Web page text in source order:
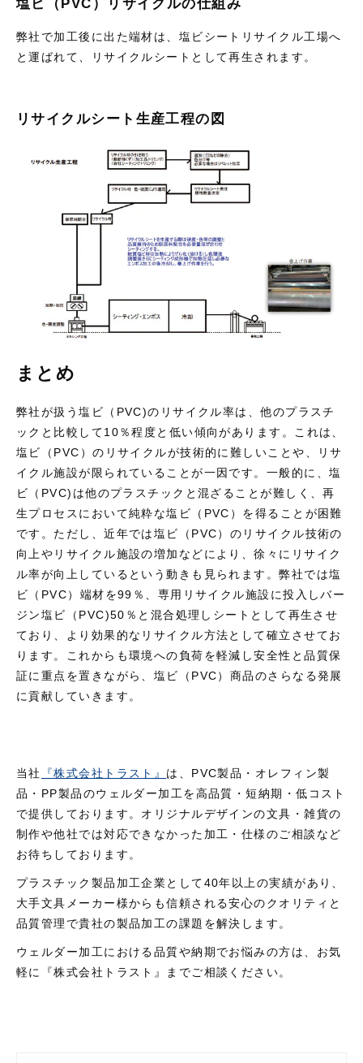
塩ビ（PVC）リサイクルの仕組み
弊社で加工後に出た端材は、塩ビシートリサイクル工場へ
と運ばれて、リサイクルシートとして再生されます。
リサイクルシート生産工程の図
まとめ
弊社が扱う塩ビ（PVC)のリサイクル率は、他のプラスチ
ックと比較して10％程度と低い傾向があります。これは、
塩ビ（PVC）のリサイクルが技術的に難しいことや、リサ
イクル施設が限られていることが一因です。一般的に、塩
ビ（PVC)は他のプラスチックと混ざることが難しく、再
生プロセスにおいて純粋な塩ビ（PVC）を得ることが困難
です。ただし、近年では塩ビ（PVC）のリサイクル技術の
向上やリサイクル施設の増加などにより、徐々にリサイク
ル率が向上しているという動きも見られます。弊社では塩
ビ（PVC）端材を99％、専用リサイクル施設に投入しバー
ジン塩ビ（PVC)50％と混合処理しシートとして再生させ
ており、より効果的なリサイクル方法として確立させてお
ります。これからも環境への負荷を軽減し安全性と品質保
証に重点を置きながら、塩ビ（PVC）商品のさらなる発展
に貢献していきます。
当社 『株式会社トラスト』 は、PVC製品・オレフィン製
品・PP製品のウェルダー加工を高品質・短納期・低コスト
で提供しております。オリジナルデザインの文具・雑貨の
制作や他社では対応できなかった加工・仕様のご相談など
お待ちしております。
プラスチック製品加工企業として40年以上の実績があり、
大手文具メーカー様からも信頼される安心のクオリティと
品質管理で貴社の製品加工の課題を解決します。
ウェルダー加工における品質や納期でお悩みの方は、お気
軽に『株式会社トラスト』までご相談ください。